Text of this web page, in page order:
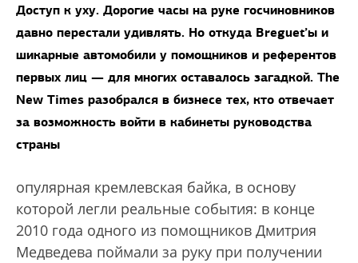
Доступ к уху. Дорогие часы на руке госчиновников
давно перестали удивлять. Но откуда Breguet’ы и
шикарные автомобили у помощников и референтов
первых лиц — для многих оставалось загадкой. The
New Times разобрался в бизнесе тех, кто отвечает
за возможность войти в кабинеты руководства
страны
опулярная кремлевская байка, в основу
которой легли реальные события: в конце
2010 года одного из помощников Дмитрия
Медведева поймали за руку при получении